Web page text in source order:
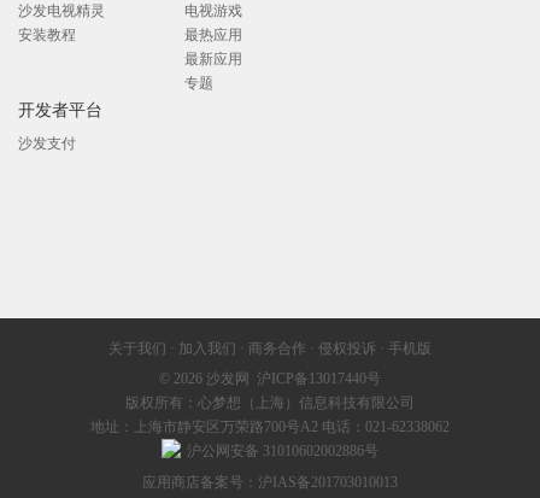
沙发电视精灵
安装教程
电视游戏
最热应用
最新应用
专题
开发者平台
沙发支付
关于我们 · 加入我们 · 商务合作 · 侵权投诉 · 手机版
© 2026 沙发网 沪ICP备13017440号
版权所有：心梦想（上海）信息科技有限公司
地址：上海市静安区万荣路700号A2 电话：021-62338062
沪公网安备 31010602002886号
应用商店备案号：沪IAS备201703010013